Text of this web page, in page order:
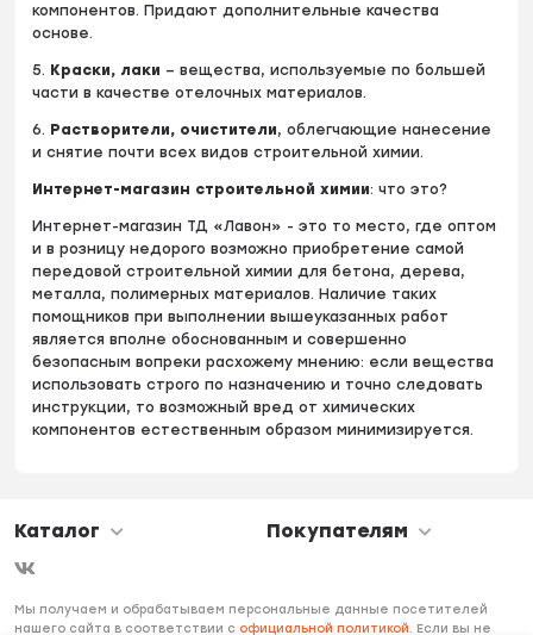
компонентов. Придают дополнительные качества
основе.
5. Краски, лаки – вещества, используемые по большей
части в качестве отелочных материалов.
6. Растворители, очистители, облегчающие нанесение
и снятие почти всех видов строительной химии.
Интернет-магазин строительной химии: что это?
Интернет-магазин ТД «Лавон» - это то место, где оптом
и в розницу недорого возможно приобретение самой
передовой строительной химии для бетона, дерева,
металла, полимерных материалов. Наличие таких
помощников при выполнении вышеуказанных работ
является вполне обоснованным и совершенно
безопасным вопреки расхожему мнению: если вещества
использовать строго по назначению и точно следовать
инструкции, то возможный вред от химических
компонентов естественным образом минимизируется.
Каталог Покупателям
Мы получаем и обрабатываем персональные данные посетителей
нашего сайта в соответствии с официальной политикой . Если вы не